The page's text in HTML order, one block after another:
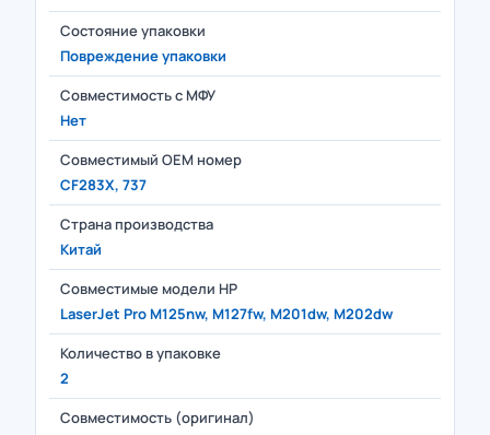
Состояние упаковки
Повреждение упаковки
Совместимость с МФУ
Нет
Совместимый OEM номер
CF283X, 737
Страна производства
Китай
Совместимые модели HP
LaserJet Pro M125nw, M127fw, M201dw, M202dw
Количество в упаковке
2
Совместимость (оригинал)